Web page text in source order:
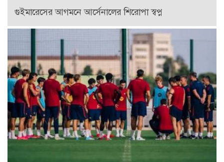
গুইমারেসের আগমনে আর্সেনালের শিরোপা স্বপ্ন